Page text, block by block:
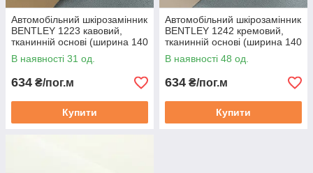
Автомобільний шкірозамінник
BENTLEY 1223 кавовий,
тканинній основі (ширина 140
см) Туреччина
В наявності 31 од.
634 ₴/пог.м
Купити
Автомобільний шкірозамінник
BENTLEY 1242 кремовий,
тканинній основі (ширина 140
см) Туреччина
В наявності 48 од.
634 ₴/пог.м
Купити